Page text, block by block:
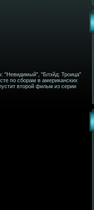
"Невидимый", "Блэйд: Троица"
по сборам в американских
второй фильм из серии